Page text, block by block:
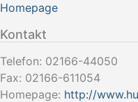
Homepage
Kontakt
Telefon: 02166-44050
Fax: 02166-611054
Homepage: http://